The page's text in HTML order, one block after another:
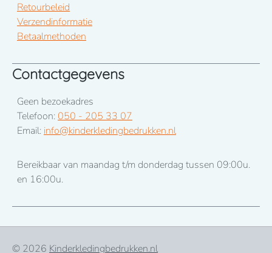
Retourbeleid
Verzendinformatie
Betaalmethoden
Contactgegevens
Geen bezoekadres
Telefoon: 050 - 205 33 07
Email: info@kinderkledingbedrukken.nl
Bereikbaar van maandag t/m donderdag tussen 09:00u.
en 16:00u.
© 2026 Kinderkledingbedrukken.nl